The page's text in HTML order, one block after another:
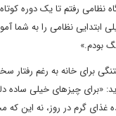
نظامی رفتم تا یک دوره
ابتدایی نظامی را به
بودم.»
برای خانه به رغم رفتار
«برای چیزهای خیلی
غذای گرم در روز، نه این